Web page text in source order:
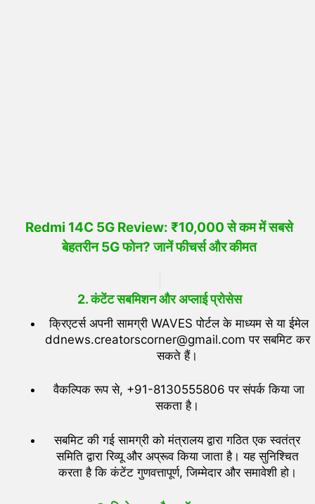
Redmi 14C 5G Review: ₹10,000 से कम में सबसे
बेहतरीन 5G फोन? जानें फीचर्स और कीमत
2. कंटेंट सबमिशन और अप्लाई प्रोसेस
क्रिएटर्स अपनी सामग्री WAVES पोर्टल के माध्यम से या ईमेल
ddnews.creatorscorner@gmail.com पर सबमिट कर
सकते हैं।
वैकल्पिक रूप से, +91-8130555806 पर संपर्क किया जा
सकता है।
सबमिट की गई सामग्री को मंत्रालय द्वारा गठित एक स्वतंत्र
समिति द्वारा रिव्यू और अप्रूव किया जाता है। यह सुनिश्चित
करता है कि कंटेंट गुणवत्तापूर्ण, जिम्मेदार और समावेशी हो।